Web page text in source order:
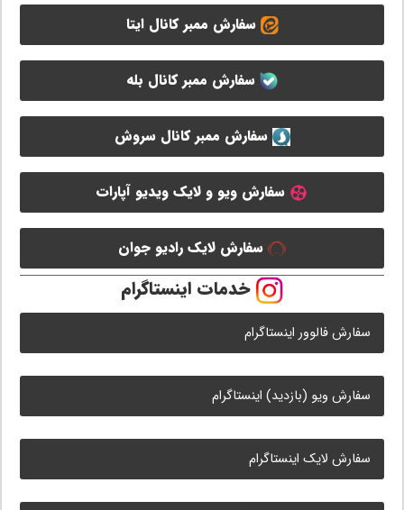
سفارش ممبر کانال ایتا
سفارش ممبر کانال بله
سفارش ممبر کانال سروش
سفارش ویو و لایک ویدیو آپارات
سفارش لایک رادیو جوان
خدمات اینستاگرام
سفارش فالوور اینستاگرام
سفارش ویو (بازدید) اینستاگرام
سفارش لایک اینستاگرام